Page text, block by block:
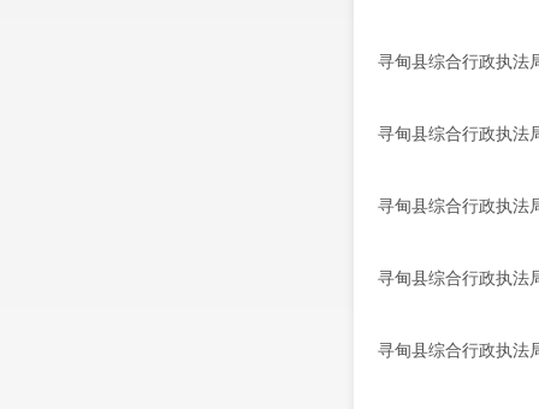
寻甸县综合行政执法
寻甸县综合行政执法
寻甸县综合行政执法
寻甸县综合行政执法
寻甸县综合行政执法